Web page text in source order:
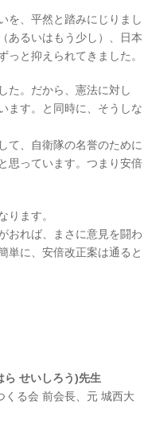
を、平然と踏みにじりまし
あるいはもう少し）、日本
と抑えられてきました。
た。だから、憲法に対し
ます。と同時に、そうしな
て、自衛隊の名誉のために
思っています。つまり安倍
ります。
おれば、まさに意見を闘わ
単に、安倍改正案は通ると
ら せいしろう)先生
くる会 前会長、元 城西大